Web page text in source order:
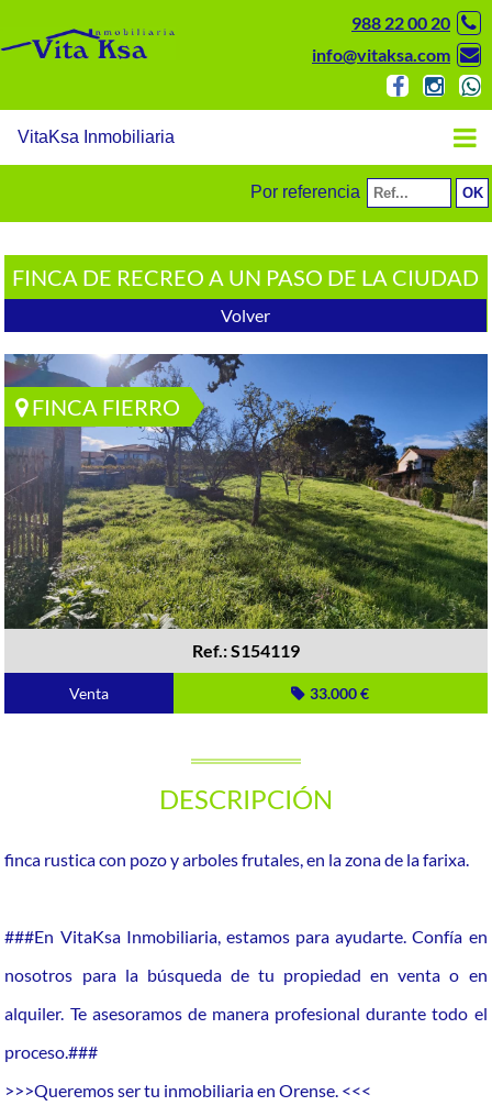
988 22 00 20
info@vitaksa.com
VitaKsa Inmobiliaria
Por referencia
FINCA DE RECREO A UN PASO DE LA CIUDAD
Volver
FINCA FIERRO
Ref.: S154119
Venta 33.000 €
DESCRIPCIÓN
finca rustica con pozo y arboles frutales, en la zona de la farixa.
###En VitaKsa Inmobiliaria, estamos para ayudarte. Confía en
nosotros para la búsqueda de tu propiedad en venta o en
alquiler. Te asesoramos de manera profesional durante todo el
proceso.###
>>>Queremos ser tu inmobiliaria en Orense. <<<